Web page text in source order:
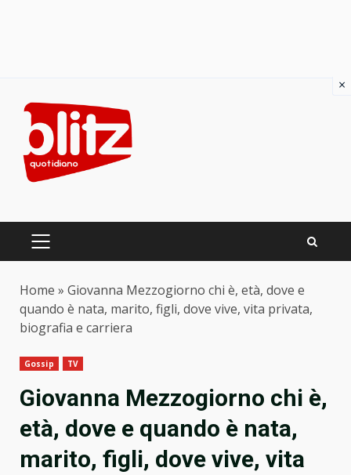
content
PRIMARY
Home » Giovanna Mezzogiorno chi è, età, dove e
quando è nata, marito, figli, dove vive, vita privata,
biografia e carriera
Gossip TV
Giovanna Mezzogiorno chi è,
età, dove e quando è nata,
marito, figli, dove vive, vita
×